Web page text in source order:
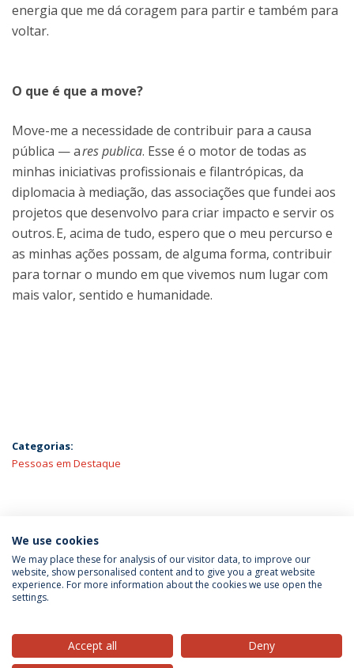
energia que me dá coragem para partir e também para
voltar.
O que é que a move?
Move-me a necessidade de contribuir para a causa
pública — ares publica. Esse é o motor de todas as
minhas iniciativas profissionais e filantrópicas, da
diplomacia à mediação, das associações que fundei aos
projetos que desenvolvo para criar impacto e servir os
outros. E, acima de tudo, espero que o meu percurso e
as minhas ações possam, de alguma forma, contribuir
para tornar o mundo em que vivemos num lugar com
mais valor, sentido e humanidade.
Categorias:
Pessoas em Destaque
ÚLTIMAS NOTÍCIAS
Política de Privacidade
Termos & Condições
We use cookies
We may place these for analysis of our visitor data, to improve our
website, show personalised content and to give you a great website
experience. For more information about the cookies we use open the
settings.
Accept all Deny